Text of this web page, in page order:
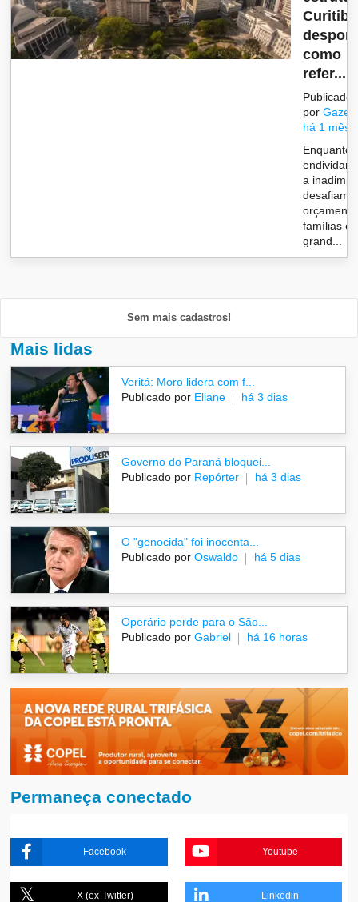
Curitiba
como
refer...
Publicado
por
há 1 mês
Enquanto
a
desafiam
famílias
grand...
Sem mais cadastros!
Mais lidas
Veritá: Moro lidera com f...
Publicado por Eliane há 3 dias
Governo do Paraná bloquei...
Publicado por Repórter há 3 dias
O "genocida" foi inocenta...
Publicado por Oswaldo há 5 dias
Operário perde para o São...
Publicado por Gabriel há 16 horas
Permaneça conectado
Facebook Youtube
X (ex-Twitter) Linkedin